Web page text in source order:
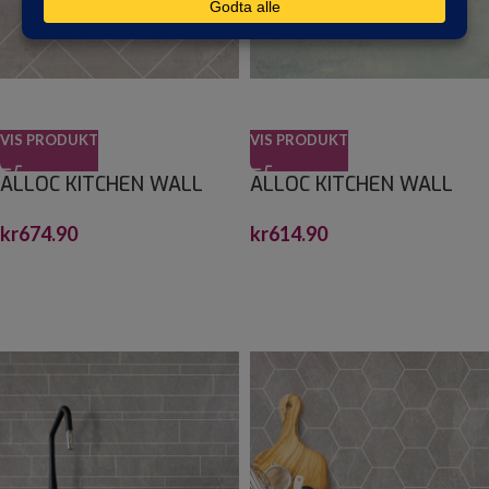
VIS PRODUKT
ALLOC KITCHEN WALL
2,2X600X1200
kr674.90
VIS PRODUKT
ALLOC KITCHEN WALL
2,2X1200X600
kr614.90